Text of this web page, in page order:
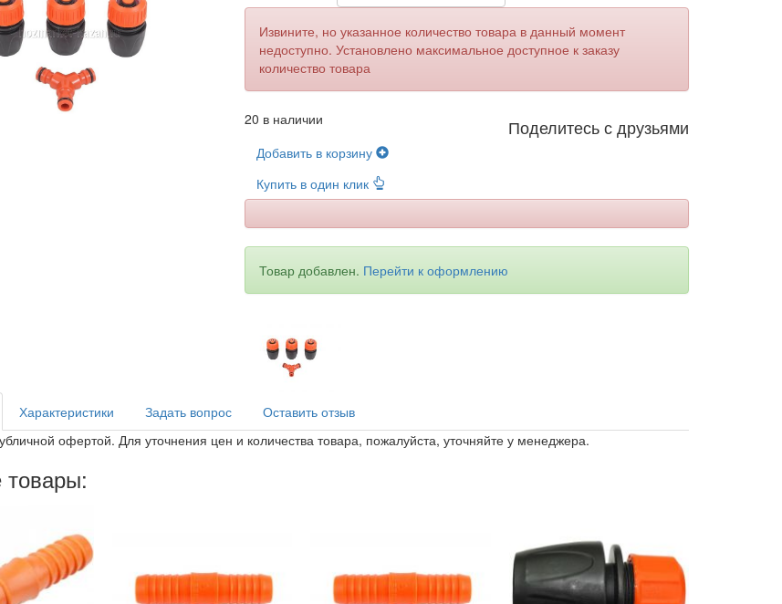
Извините, но указанное количество товара в данный момент
недоступно. Установлено максимальное доступное к заказу
количество товара
20 в наличии
Добавить в корзину
Купить в один клик
Поделитесь с друзьями
Товар добавлен. Перейти к оформлению
Характеристики Задать вопрос
Оставить отзыв
офертой. Для уточнения цен и количества товара, пожалуйста, уточняйте у менеджера.